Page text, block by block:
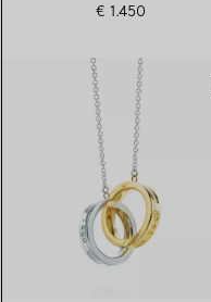
925 millièmes
€ 1.450